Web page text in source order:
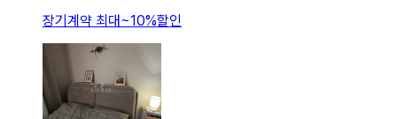
장기계약 최대 ~10%할인